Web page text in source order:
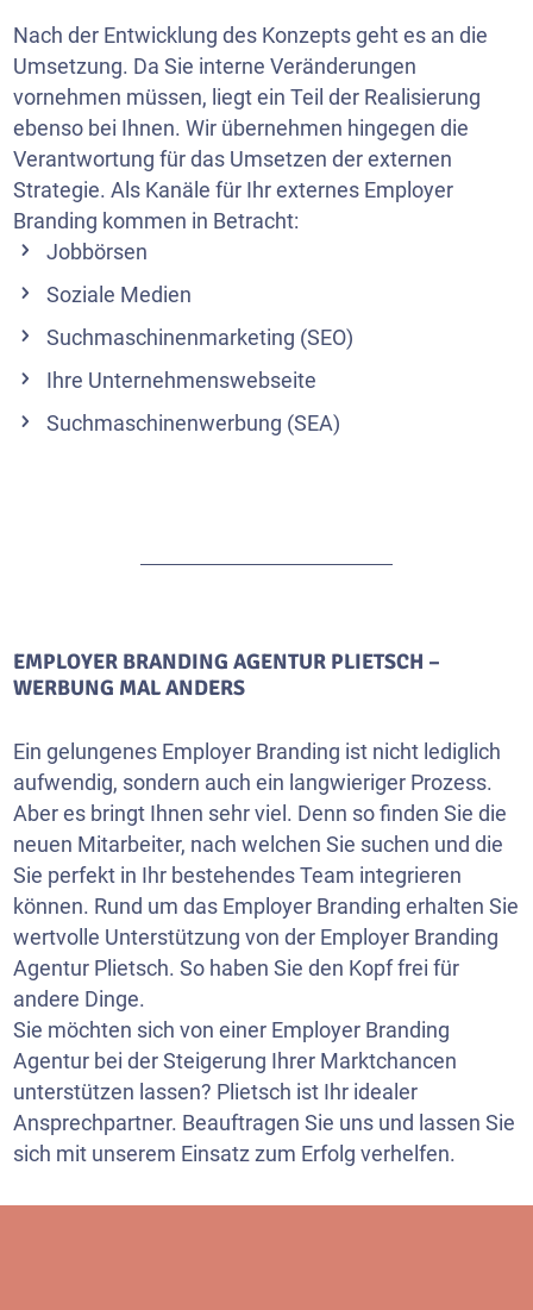
Nach der Entwicklung des Konzepts geht es an die
Umsetzung. Da Sie interne Veränderungen
vornehmen müssen, liegt ein Teil der Realisierung
ebenso bei Ihnen. Wir übernehmen hingegen die
Verantwortung für das Umsetzen der externen
Strategie. Als Kanäle für Ihr externes Employer
Branding kommen in Betracht:
Jobbörsen
Soziale Medien
Suchmaschinenmarketing (SEO)
Ihre Unternehmenswebseite
Suchmaschinenwerbung (SEA)
EMPLOYER BRANDING AGENTUR PLIETSCH –
WERBUNG MAL ANDERS
Ein gelungenes Employer Branding ist nicht lediglich
aufwendig, sondern auch ein langwieriger Prozess.
Aber es bringt Ihnen sehr viel. Denn so finden Sie die
neuen Mitarbeiter, nach welchen Sie suchen und die
Sie perfekt in Ihr bestehendes Team integrieren
können. Rund um das Employer Branding erhalten Sie
wertvolle Unterstützung von der Employer Branding
Agentur Plietsch. So haben Sie den Kopf frei für
andere Dinge.
Sie möchten sich von einer Employer Branding
Agentur bei der Steigerung Ihrer Marktchancen
unterstützen lassen? Plietsch ist Ihr idealer
Ansprechpartner. Beauftragen Sie uns und lassen Sie
sich mit unserem Einsatz zum Erfolg verhelfen.